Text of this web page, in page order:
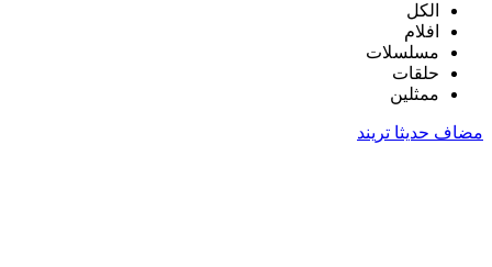
الكل
افلام
مسلسلات
حلقات
ممثلين
مضاف حديثا تريند